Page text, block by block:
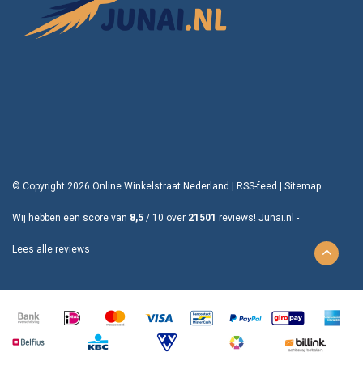
© Copyright 2026 Online Winkelstraat Nederland RSS-feed Sitemap
Wij hebben een score van 8,5 / 10 over 21501 reviews! Junai.nl -
Lees alle reviews